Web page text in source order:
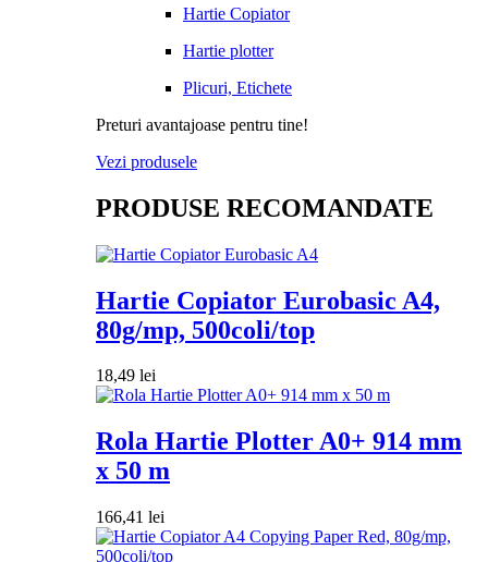
Hartie Copiator
Hartie plotter
Plicuri, Etichete
Preturi avantajoase pentru tine!
Vezi produsele
PRODUSE RECOMANDATE
Hartie Copiator Eurobasic A4,
80g/mp, 500coli/top
18,49 lei
Rola Hartie Plotter A0+ 914 mm
x 50 m
166,41 lei